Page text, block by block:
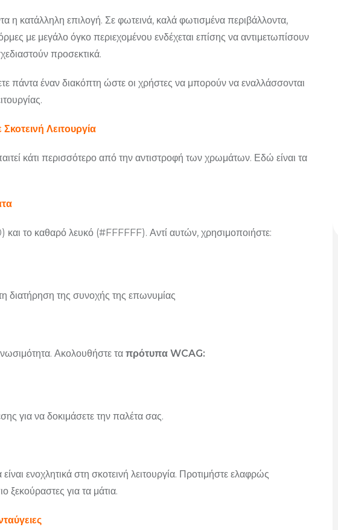
η κατάλληλη επιλογή. Σε φωτεινά, καλά φωτισμένα περιβάλλοντα,
με μεγάλο όγκο περιεχομένου ενδέχεται επίσης να αντιμετωπίσουν
προσεκτικά.
πάντα έναν διακόπτη ώστε οι χρήστες να μπορούν να εναλλάσσονται
Λειτουργία
κάτι περισσότερο από την αντιστροφή των χρωμάτων. Εδώ είναι τα
το καθαρό λευκό (#FFFFFF). Αντί αυτών, χρησιμοποιήστε:
τη διατήρηση της συνοχής της επωνυμίας
Ακολουθήστε τα πρότυπα WCAG:
για να δοκιμάσετε την παλέτα σας.
ενοχλητικά στη σκοτεινή λειτουργία. Προτιμήστε ελαφρώς
ξεκούραστες για τα μάτια.